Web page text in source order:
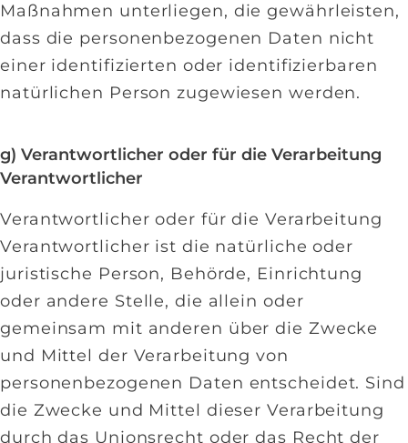
Maßnahmen unterliegen, die gewährleisten,
dass die personenbezogenen Daten nicht
einer identifizierten oder identifizierbaren
natürlichen Person zugewiesen werden.
g) Verantwortlicher oder für die Verarbeitung
Verantwortlicher
Verantwortlicher oder für die Verarbeitung
Verantwortlicher ist die natürliche oder
juristische Person, Behörde, Einrichtung
oder andere Stelle, die allein oder
gemeinsam mit anderen über die Zwecke
und Mittel der Verarbeitung von
personenbezogenen Daten entscheidet. Sind
die Zwecke und Mittel dieser Verarbeitung
durch das Unionsrecht oder das Recht der